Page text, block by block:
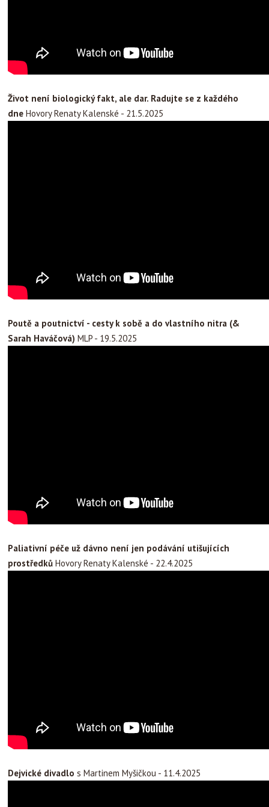
Život není biologický fakt, ale dar. Radujte se z každého
dne Hovory Renaty Kalenské - 21.5.2025
Poutě a poutnictví - cesty k sobě a do vlastního nitra (&
Sarah Haváčová) MLP - 19.5.2025
Paliativní péče už dávno není jen podávání utišujících
prostředků Hovory Renaty Kalenské - 22.4.2025
Dejvické divadlo s Martinem Myšičkou - 11.4.2025